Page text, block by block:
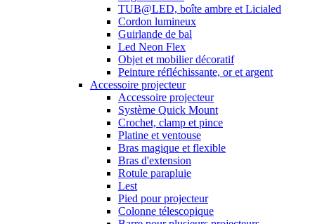
TUB@LED, boîte ambre et Licialed
Cordon lumineux
Guirlande de bal
Led Neon Flex
Objet et mobilier décoratif
Peinture réfléchissante, or et argent
Accessoire projecteur
Accessoire projecteur
Système Quick Mount
Crochet, clamp et pince
Platine et ventouse
Bras magique et flexible
Bras d'extension
Rotule parapluie
Lest
Pied pour projecteur
Colonne télescopique